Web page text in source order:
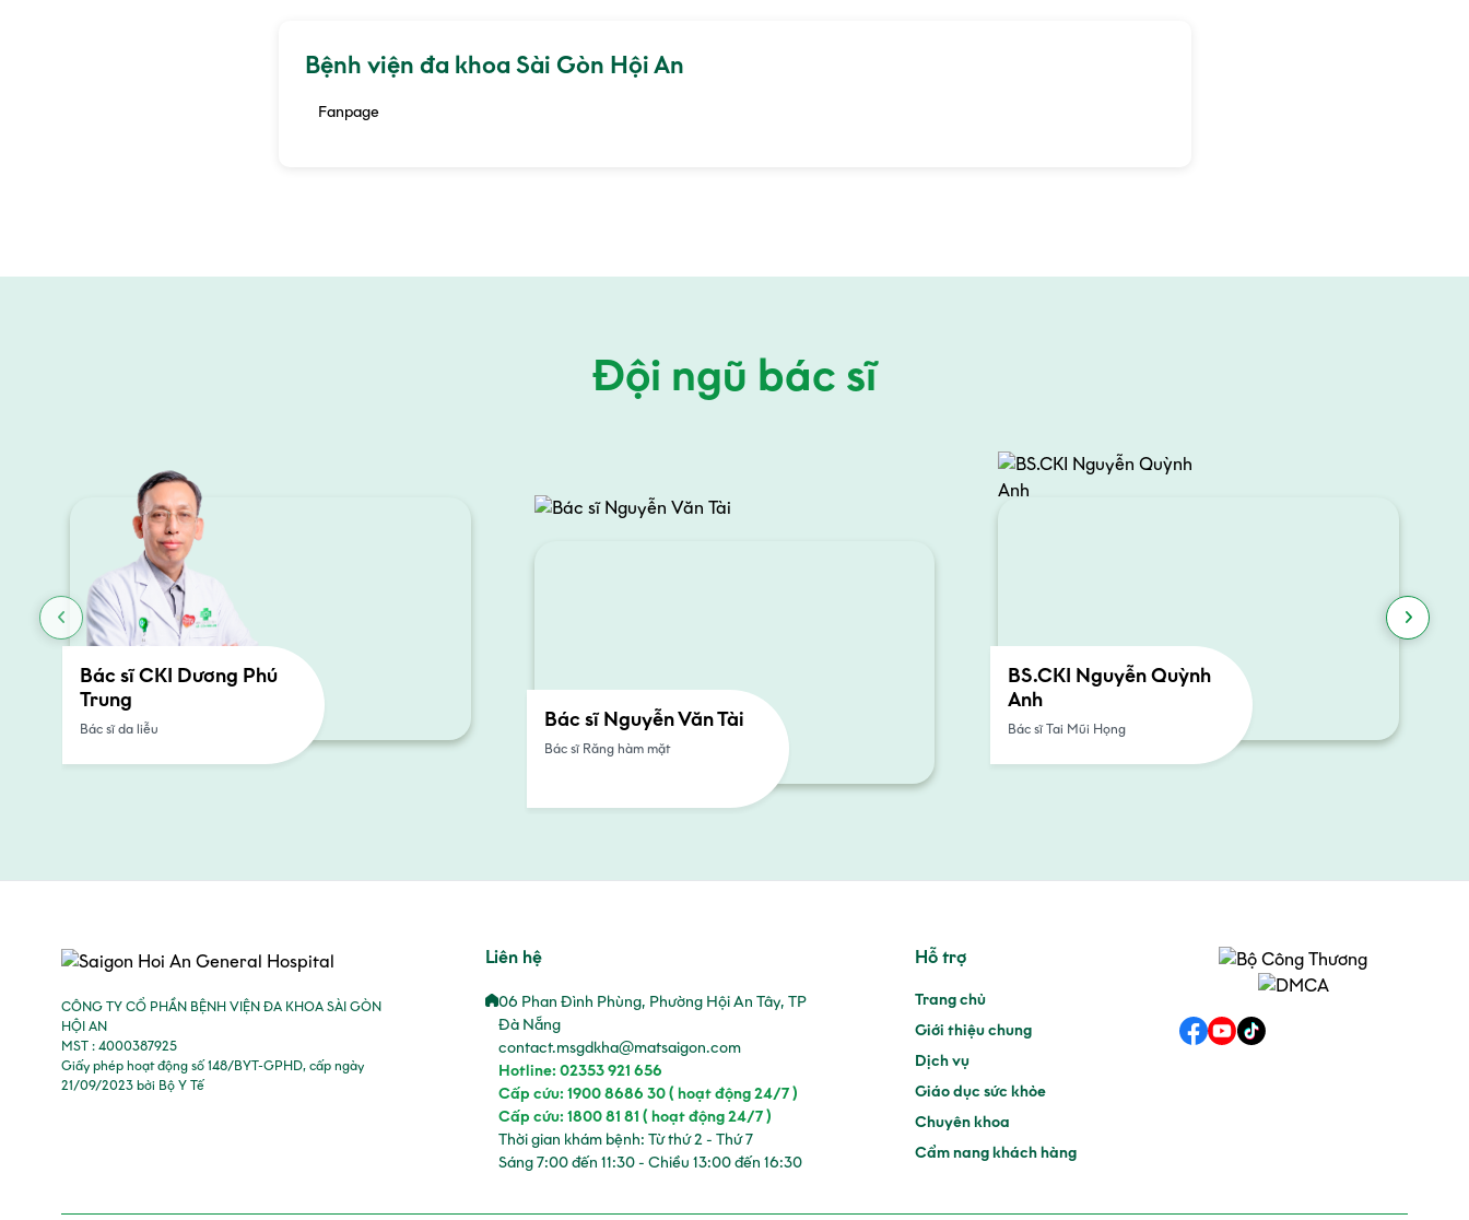
Bệnh viện đa khoa Sài Gòn Hội An
Fanpage
Đội ngũ bác sĩ
Bác sĩ CKI Dương Phú
Trung
Bác sĩ da liễu Bác sĩ Nguyễn Văn Tài
Bác sĩ Răng hàm mặt
BS.CKI Nguyễn Quỳnh
Anh
Bác sĩ Tai Mũi Họng
CÔNG TY CỔ PHẦN BỆNH VIỆN ĐA KHOA SÀI GÒN
HỘI AN
MST : 4000387925
Giấy phép hoạt động số 148/BYT-GPHD, cấp ngày
21/09/2023 bởi Bộ Y Tế
Liên hệ
06 Phan Đình Phùng, Phường Hội An Tây, TP
Đà Nẵng
contact.msgdkha@matsaigon.com
Hotline: 02353 921 656
Cấp cứu: 1900 8686 30 ( hoạt động 24/7 )
Cấp cứu: 1800 81 81 ( hoạt động 24/7 )
Thời gian khám bệnh: Từ thứ 2 - Thứ 7
Sáng 7:00 đến 11:30 - Chiều 13:00 đến 16:30
Hỗ trợ
Trang chủ
Giới thiệu chung
Dịch vụ
Giáo dục sức khỏe
Chuyên khoa
Cẩm nang khách hàng